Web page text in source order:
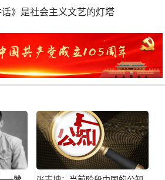
》是社会主义文艺的灯塔